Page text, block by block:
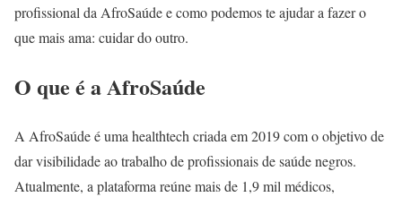
profissional da AfroSaúde e como podemos te ajudar a fazer o
que mais ama: cuidar do outro.
O que é a AfroSaúde
A AfroSaúde é uma healthtech criada em 2019 com o objetivo de
dar visibilidade ao trabalho de profissionais de saúde negros.
Atualmente, a plataforma reúne mais de 1,9 mil médicos,